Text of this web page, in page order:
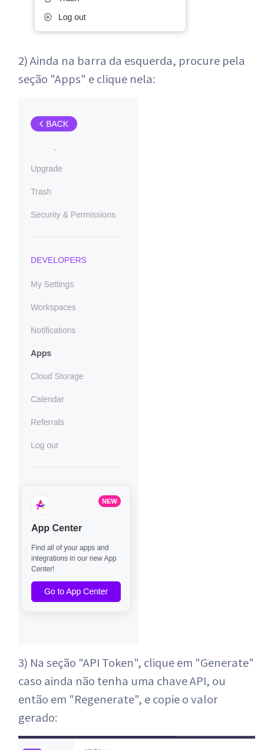
2) Ainda na barra da esquerda, procure pela
seção "Apps" e clique nela:
3) Na seção "API Token", clique em "Generate"
caso ainda não tenha uma chave API, ou
então em "Regenerate", e copie o valor
gerado: